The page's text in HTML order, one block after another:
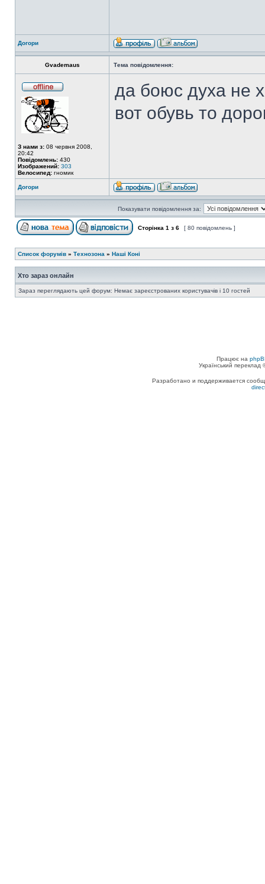
Догори
Gvademaus Тема повідомлення:
З нами з: 08 червня 2008,
20:42
Повідомлень: 430
Изображений: 303
Велосипед: гномик
да боюс духа не
вот обувь то
Догори
Показувати повідомлення за:
Сторінка 1 з 6 [ 80 повідомлень ]
Список форумів » Технозона » Наші Коні
Хто зараз онлайн
Зараз переглядають цей форум: Немає зареєстрованих користувачів і 10 гостей
Працює на
Український
Разработано и поддерживается